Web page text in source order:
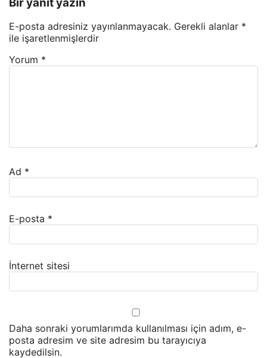
E-posta adresiniz yayınlanmayacak. Gerekli alanlar *
ile işaretlenmişlerdir
Yorum *
Ad *
E-posta *
İnternet sitesi
Daha sonraki yorumlarımda kullanılması için adım, e-
posta adresim ve site adresim bu tarayıcıya
kaydedilsin.